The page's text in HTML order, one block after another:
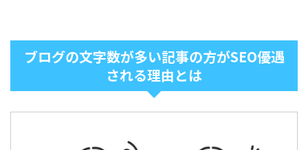
ブログの文字数が多い記事の方がSEO優遇
される理由とは